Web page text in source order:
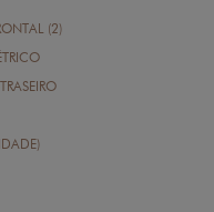
(2)